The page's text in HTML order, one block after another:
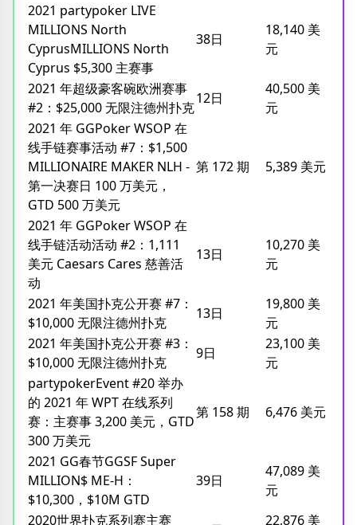
2021 partypoker LIVE
MILLIONS North
CyprusMILLIONS North
Cyprus $5,300 主赛事
38日
18,140 美
元
2021 年超级豪客碗欧洲赛事
#2：$25,000 无限注德州扑克
12日
40,500 美
元
2021 年 GGPoker WSOP 在
线手链赛事活动 #7：$1,500
MILLIONAIRE MAKER NLH -
第一决赛日 100 万美元，
GTD 500 万美元
第 172 期 5,389 美元
2021 年 GGPoker WSOP 在
线手链活动活动 #2：1,111
美元 Caesars Cares 慈善活
动
13日
10,270 美
元
2021 年美国扑克公开赛 #7：
$10,000 无限注德州扑克
13日
19,800 美
元
2021 年美国扑克公开赛 #3：
$10,000 无限注德州扑克
9日
23,100 美
元
partypokerEvent #20 举办
的 2021 年 WPT 在线系列
赛：主赛事 3,200 美元，GTD
300 万美元
第 158 期 6,476 美元
2021 GG春节GGSF Super
MILLION$ ME-H：
$10,300，$10M GTD
39日
47,089 美
元
2020世界扑克系列赛主赛
22,876 美